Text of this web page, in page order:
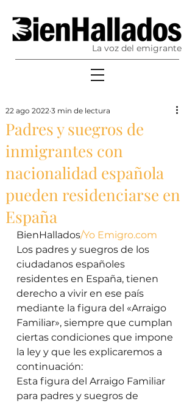
La voz del emigrante
Padres y suegros de
inmigrantes con
nacionalidad española
pueden residenciarse en
España
22 ago 2022 3 min de lectura
BienHallados/Yo Emigro.com
Los padres y suegros de los
ciudadanos españoles
residentes en España, tienen
derecho a vivir en ese país
mediante la figura del «Arraigo
Familiar», siempre que cumplan
ciertas condiciones que impone
la ley y que les explicaremos a
continuación:
Esta figura del Arraigo Familiar
para padres y suegros de